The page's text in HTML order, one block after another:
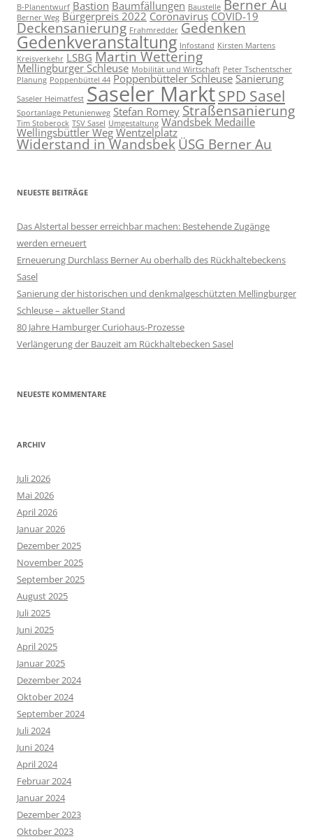
B-Planentwurf Bastion Baumfällungen Baustelle Berner Au
Berner Weg Bürgerpreis 2022CoronavirusCOVID-19
Deckensanierung Frahmredder Gedenken
Gedenkveranstaltung Infostand Kirsten Martens
Kreisverkehr LSBG Martin Wettering
Mellingburger Schleuse Mobilität und Wirtschaft Peter Tschentscher
Planung Poppenbüttel 44 Poppenbütteler SchleuseSanierung
Saseler Heimatfest Saseler MarktSPD Sasel
Sportanlage Petunienweg Stefan RomeyStraßensanierung
Tim Stoberock TSV Sasel Umgestaltung Wandsbek Medaille
Wellingsbüttler WegWentzelplatz
Widerstand in Wandsbek ÜSG Berner Au
NEUESTE BEITRÄGE
Das Alstertal besser erreichbar machen: Bestehende Zugänge
werden erneuert
Erneuerung Durchlass Berner Au oberhalb des Rückhalte­beckens
Sasel
Sanierung der historischen und denkmalgeschützten Mellingburger
Schleuse – aktueller Stand
80 Jahre Hamburger Curiohaus-Prozesse
Verlängerung der Bauzeit am Rückhaltebecken Sasel
NEUESTE KOMMENTARE
ARCHIV
Juli 2026
Mai 2026
April 2026
Januar 2026
Dezember 2025
November 2025
September 2025
August 2025
Juli 2025
Juni 2025
April 2025
Januar 2025
Dezember 2024
Oktober 2024
September 2024
Juli 2024
Juni 2024
April 2024
Februar 2024
Januar 2024
Dezember 2023
Oktober 2023